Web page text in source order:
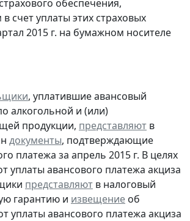
обеспечения,
счет уплаты этих страховых
2015 г. на бумажном носителе
, уплатившие авансовый
алкогольной и (или)
продукции, представляют в
документы, подтверждающие
платежа за апрель 2015 г. В целях
уплаты авансового платежа акциза
представляют в налоговый
гарантию и извещение об
уплаты авансового платежа акциза